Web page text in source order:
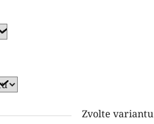
Zvolte variantu